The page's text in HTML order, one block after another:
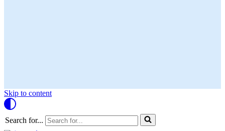
Skip to content
Search for...